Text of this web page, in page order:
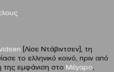
[Λίσε Ντάβιντσεν], τη
το ελληνικό κοινό, πριν από
της εμφάνιση στο Μέγαρο